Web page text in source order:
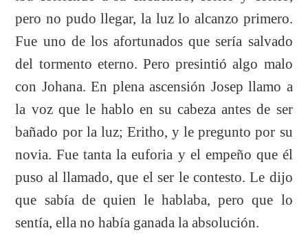
pero no pudo llegar, la luz lo alcanzo primero.
Fue uno de los afortunados que sería salvado
del tormento eterno. Pero presintió algo malo
con Johana. En plena ascensión Josep llamo a
la voz que le hablo en su cabeza antes de ser
bañado por la luz; Eritho, y le pregunto por su
novia. Fue tanta la euforia y el empeño que él
puso al llamado, que el ser le contesto. Le dijo
que sabía de quien le hablaba, pero que lo
sentía, ella no había ganada la absolución.